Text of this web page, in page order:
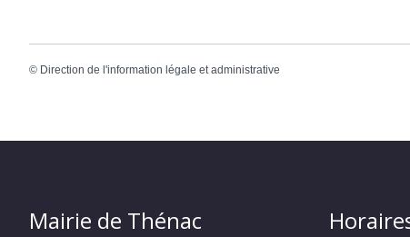
© Direction de l'information légale et administrative
Mairie de Thénac